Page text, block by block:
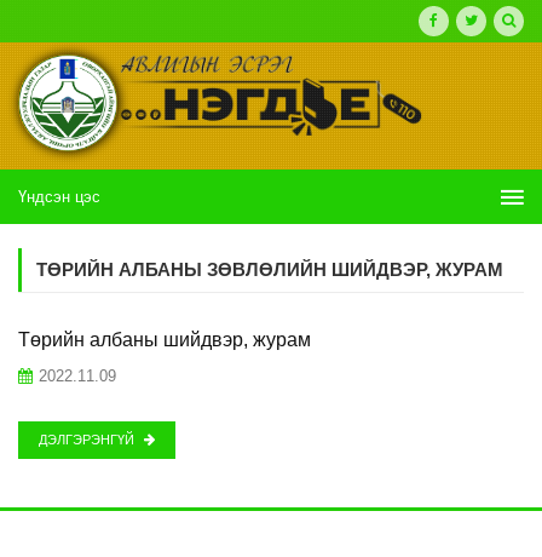
Үндсэн цэс
ТӨРИЙН АЛБАНЫ ЗӨВЛӨЛИЙН ШИЙДВЭР, ЖУРАМ
Төрийн албаны шийдвэр, журам
2022.11.09
ДЭЛГЭРЭНГҮЙ